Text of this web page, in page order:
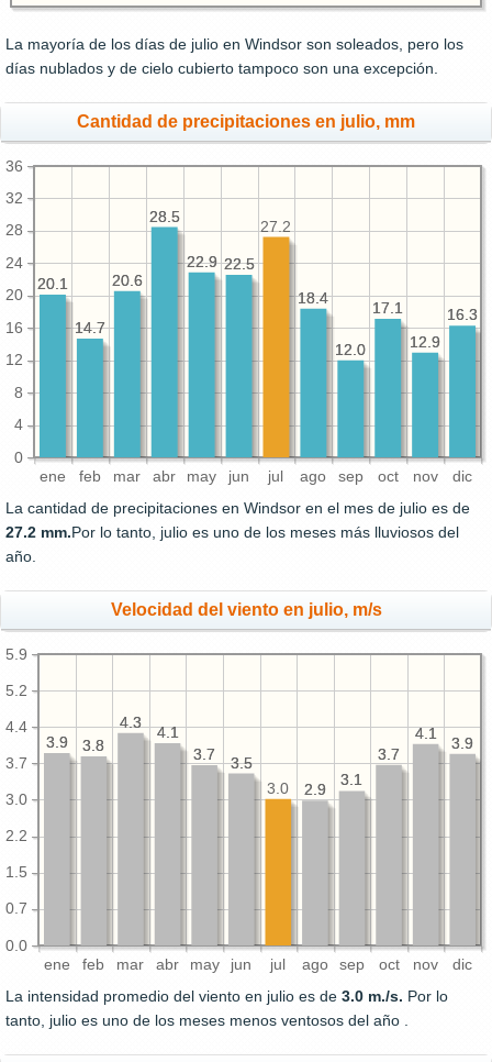
La mayoría de los días de julio en Windsor son soleados, pero los
días nublados y de cielo cubierto tampoco son una excepción.
Cantidad de precipitaciones en julio, mm
ene feb mar abr may jun jul ago sep oct nov dic
0
4
8
12
16
20
24
28
32
36
16.3
12.9
17.1
12.0
18.4
22.5
22.9
28.5
20.6
14.7
20.1
16.3
12.9
17.1
12.0
18.4
27.2
22.5
22.9
28.5
20.6
14.7
20.1
La cantidad de precipitaciones en Windsor en el mes de julio es de
27.2 mm.Por lo tanto, julio es uno de los meses más lluviosos del
año.
Velocidad del viento en julio, m/s
ene feb mar abr may jun jul ago sep oct nov dic
0.0
0.7
1.5
2.2
3.0
3.7
4.4
5.2
5.9
3.9
4.1
3.7
3.1
2.9
3.5
3.7
4.1
4.3
3.8
3.9 3.9
4.1
3.7
3.1
2.9
3.0
3.5
3.7
4.1
4.3
3.8
3.9
La intensidad promedio del viento en julio es de 3.0 m./s. Por lo
tanto, julio es uno de los meses menos ventosos del año .